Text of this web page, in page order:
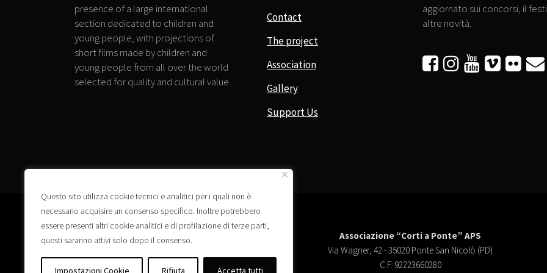
Questo sito utilizza cookie tecnici e analitici per i quali non è
necessario acquisire un consenso specifico. Inoltre potrebbero
essere presenti altri cookie analitici e di profilazione di terze parti,
questi saranno attivi solo dopo il consenso.
Impostazioni Cookie Rifiuta Accetta tutti
presence of a large international
section dedicated to children and
young people, with projections of
short films made by children and
young people from all over the world
selected for quality and cultural value.
Contact
The project
Association
Gallery
Support Us
aggiornato sui concorsi, il
altre novità.
     
Associazione “Corti a Ponte” APS
Via Wagner, 42 - 35020 Ponte San Nicolò (PD)
C.F. 92223660280